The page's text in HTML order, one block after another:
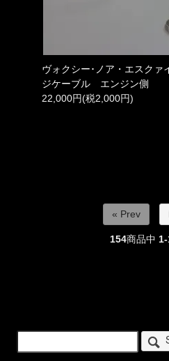
ヴォクシー･ノア・エスク
ジケーブル エンジン側
22,000円(税2,000円)
« Prev
154商品中